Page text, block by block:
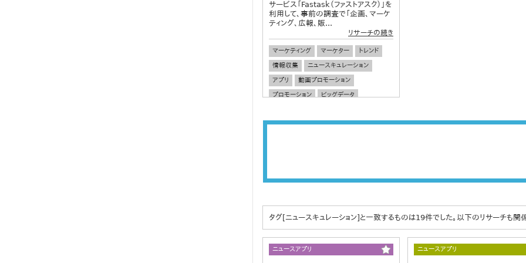
サービス「Fastask（ファストアスク）」を
利用して、事前の調査で「企画、マーケ
ティング、広報、販...
リサーチの続き
マーケティング マーケター
トレンド
情報収集
ニュースキュレーション
アプリ
動画プロモーション
プロモーション
ビッグデータ
タグ[ニュースキュレーション]と一致するものは19件でした。以下のリサーチも関
ニュースアプリ ニュースアプリ